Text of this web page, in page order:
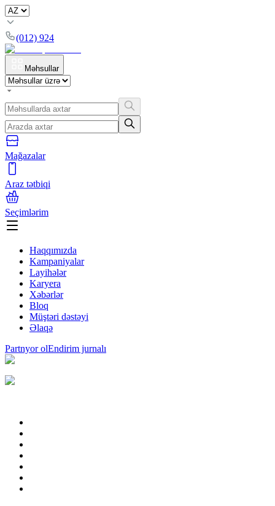
(012) 924
Məhsullar
Mağazalar
Araz tətbiqi
Seçimlərim
Haqqımızda
Kampaniyalar
Layihələr
Karyera
Xəbərlər
Bloq
Müştəri dəstəyi
Əlaqə
Partnyor olEndirim jurnalı